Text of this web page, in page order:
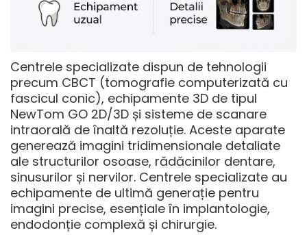
Centrele specializate dispun de tehnologii
precum CBCT (tomografie computerizată cu
fascicul conic), echipamente 3D de tipul
NewTom GO 2D/3D și sisteme de scanare
intraorală de înaltă rezoluție. Aceste aparate
generează imagini tridimensionale detaliate
ale structurilor osoase, rădăcinilor dentare,
sinusurilor și nervilor. Centrele specializate au
echipamente de ultimă generație pentru
imagini precise, esențiale în implantologie,
endodonție complexă și chirurgie.